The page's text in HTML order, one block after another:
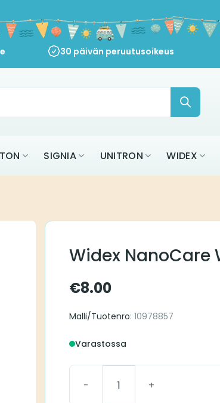
30 päivän peruutusoikeus
SIGNIA UNITRON WIDEX
Widex NanoCare
€8.00
Malli/Tuotenro: 10978857
Varastossa